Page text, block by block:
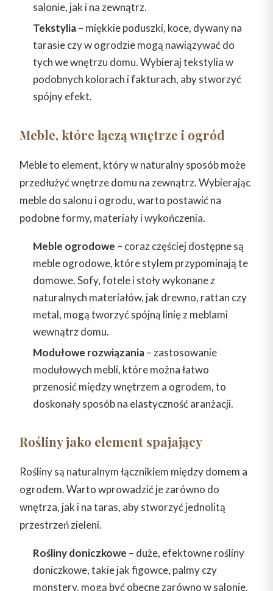
salonie, jak i na zewnątrz.
Tekstylia– miękkie poduszki, koce, dywany na
tarasie czy w ogrodzie mogą nawiązywać do
tych we wnętrzu domu. Wybieraj tekstylia w
podobnych kolorach i fakturach, aby stworzyć
spójny efekt.
Meble, które łączą wnętrze i ogród
Meble to element, który w naturalny sposób może
przedłużyć wnętrze domu na zewnątrz. Wybierając
meble do salonu i ogrodu, warto postawić na
podobne formy, materiały i wykończenia.
Meble ogrodowe – coraz częściej dostępne są
meble ogrodowe, które stylem przypominają te
domowe. Sofy, fotele i stoły wykonane z
naturalnych materiałów, jak drewno, rattan czy
metal, mogą tworzyć spójną linię z meblami
wewnątrz domu.
Modułowe rozwiązania– zastosowanie
modułowych mebli, które można łatwo
przenosić między wnętrzem a ogrodem, to
doskonały sposób na elastyczność aranżacji.
Rośliny jako element spajający
Rośliny są naturalnym łącznikiem między domem a
ogrodem. Warto wprowadzić je zarówno do
wnętrza, jak i na taras, aby stworzyć jednolitą
przestrzeń zieleni.
Rośliny doniczkowe – duże, efektowne rośliny
doniczkowe, takie jak figowce, palmy czy
monstery, mogą być obecne zarówno w salonie,